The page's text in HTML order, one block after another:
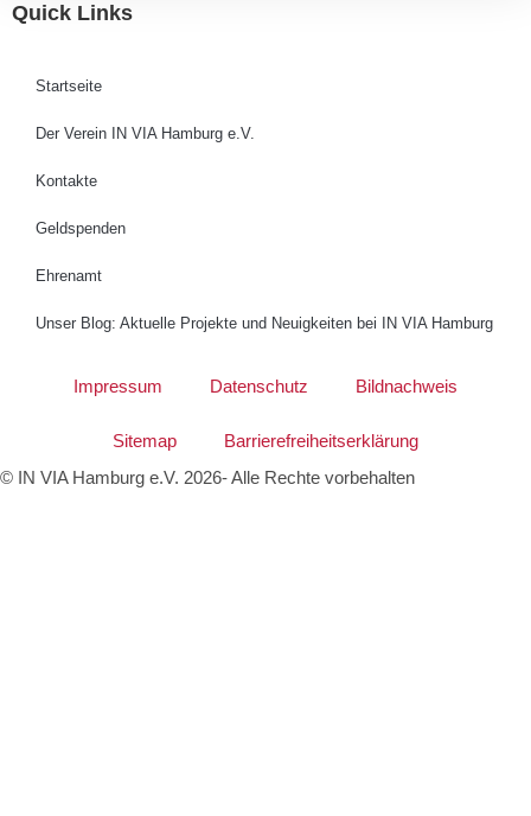
Quick Links
Startseite
Der Verein IN VIA Hamburg e.V.
Kontakte
Geldspenden
Ehrenamt
Unser Blog: Aktuelle Projekte und Neuigkeiten bei IN VIA Hamburg
Impressum Datenschutz Bildnachweis
Sitemap
Barrierefreiheitserklärung
© IN VIA Hamburg e.V. 2026- Alle Rechte vorbehalten